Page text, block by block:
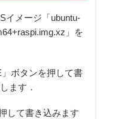
イメージ「ubuntu-
」を
ボタンを押して書
ます．
して書き込みます